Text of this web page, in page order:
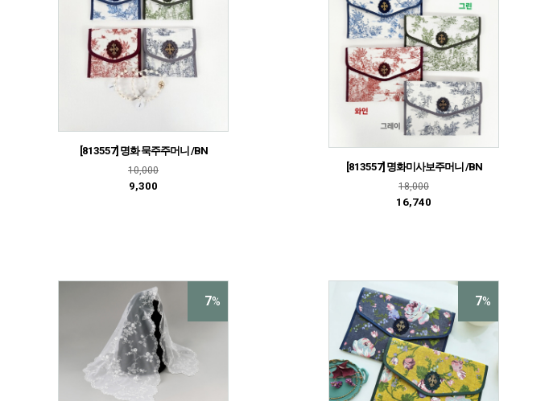
[813557] 명화 묵주주머니 /BN
10,000
9,300
[813557] 명화미사보주머니 /BN
18,000
16,740
7% 7%